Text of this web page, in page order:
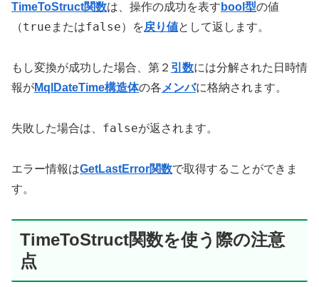
TimeToStruct関数は、操作の成功を表す bool型の値
（true またはfalse）を戻り値として返します。
もし変換が成功した場合、第２ 引数には分解された日時情
報がMqlDateTime構造体の各 メンバに格納されます。
失敗した場合は、 falseが返されます。
エラー情報はGetLastError関数で取得することができま
す。
TimeToStruct関数を使う際の注意
点